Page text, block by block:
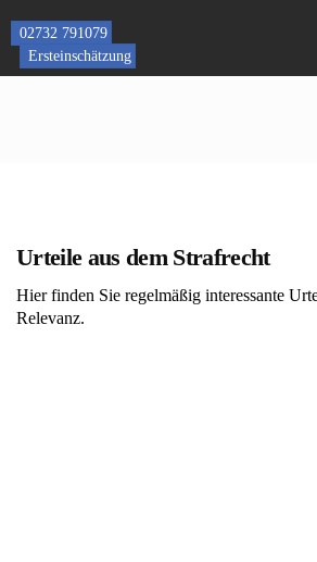
content
02732 791079
Ersteinschätzung
Urteile aus dem Strafrecht
Hier finden Sie regelmäßig interessante
Relevanz.